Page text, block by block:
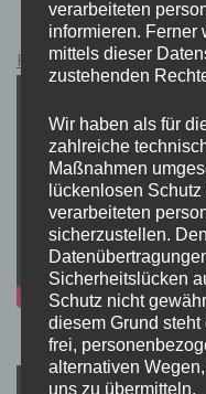
Pokémon Schwert
verarbeiteten
informieren. Ferner
mittels dieser
zustehenden
Wir haben als für
zahlreiche
Maßnahmen
lückenlosen
verarbeiteten
sicherzustellen.
Sicherheitslücken
Schutz nicht
diesem Grund
frei,
alternativen
uns zu übermitteln.